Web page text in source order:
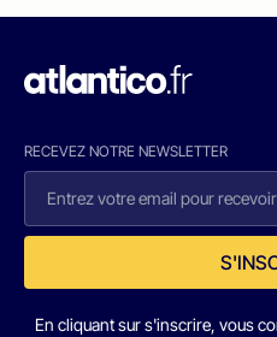
RECEVEZ NOTRE NEWSLETTER
En cliquant sur s'inscrire, vous